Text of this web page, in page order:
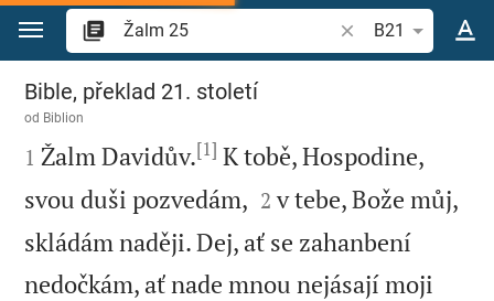
Přejít na obsah
Vyhledat biblický
B21
Žalm 25
Bible, překlad 21. století
od Biblion

1 Žalm Davidův.[1] K tobě, Hospodine,
svou duši pozvedám, 

2 v tebe, Bože můj,
skládám naději. Dej, ať se zahanbení
nedočkám, ať nade mnou nejásají moji